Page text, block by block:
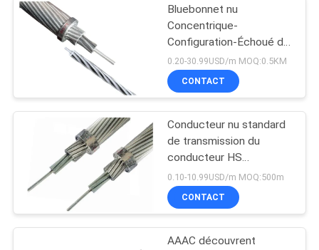
DE
QUALITÉ
CONTACT
NOUVELLES
Bluebonnet nu
Concentrique-
Configuration-Échoué du
conducteur AAC de
transmission écologique
0.20-30.99USD/m MOQ:0.5KM
CONTACT
Conducteur nu standard
de transmission du
conducteur HS
761490000 d'ASTM
B549-88 ACSR
0.10-10.99USD/m MOQ:500m
CONTACT
AAAC découvrent